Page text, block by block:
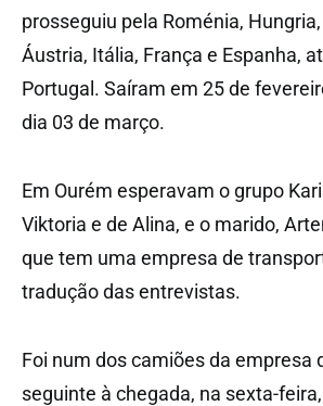
prosseguiu pela Roménia,
Áustria, Itália, França e Espanha,
Portugal. Saíram em 25 de
dia 03 de março.
Em Ourém esperavam o grupo
Viktoria e de Alina, e o marido,
que tem uma empresa de
tradução das entrevistas.
Foi num dos camiões da empresa
seguinte à chegada, na sexta-